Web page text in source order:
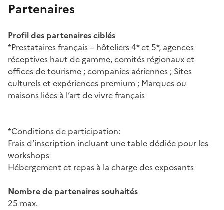
Partenaires
Profil des partenaires ciblés
*Prestataires français – hôteliers 4* et 5*, agences
réceptives haut de gamme, comités régionaux et
offices de tourisme ; companies aériennes ; Sites
culturels et expériences premium ; Marques ou
maisons liées à l’art de vivre français
*Conditions de participation:
Frais d’inscription incluant une table dédiée pour les
workshops
Hébergement et repas à la charge des exposants
Nombre de partenaires souhaités
25 max.